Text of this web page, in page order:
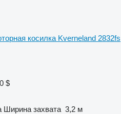
косилка Kverneland 2832fs
$
Ширина захвата 3,2 м